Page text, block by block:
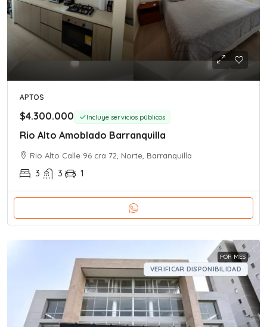
APTOS
$4.300.000 Incluye servicios públicos
Rio Alto Amoblado Barranquilla
Rio Alto Calle 96 cra 72, Norte, Barranquilla
3 3 1
POR MES
VERIFICAR DISPONIBILIDAD